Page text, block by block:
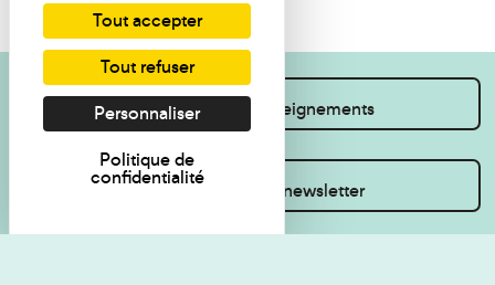
Je souhaite des renseignements
Inscrivez-vous à la newsletter
Tout accepter
Tout refuser
Personnaliser
Politique de
confidentialité